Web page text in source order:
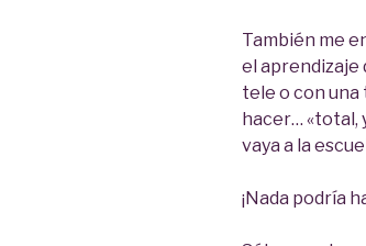
También me
el aprendizaje
tele o con una
hacer… «total,
vaya a la
¡Nada podría